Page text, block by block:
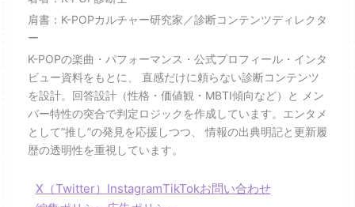
肩書：K-POPカルチャー研究家／診断コンテンツディレクタ
ー
K-POPの楽曲・パフォーマンス・公式プロフィール・インタ
ビュー資料をもとに、 直感だけに頼らない診断コンテンツ
を設計。回答設計（性格・価値観・MBTI傾向など）と メン
バー特性の突合で判定ロジックを作成しています。エンタメ
として“推し”の発見を応援しつつ、 情報の出典明記と更新履
歴の透明性を重視しています。
X（Twitter） InstagramTikTokお問い合わせ